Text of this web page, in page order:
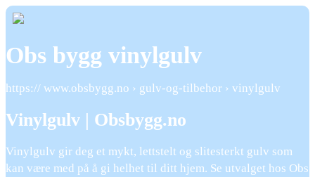
Obs bygg vinylgulv
https:// www.obsbygg.no › gulv-og-tilbehor › vinylgulv
Vinylgulv | Obsbygg.no
Vinylgulv gir deg et mykt, lettstelt og slitesterkt gulv som
kan være med på å gi helhet til ditt hjem. Se utvalget hos Obs